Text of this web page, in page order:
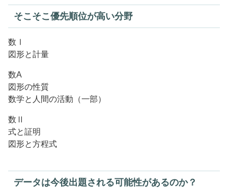
そこそこ優先順位が高い分野
数Ⅰ
図形と計量
数A
図形の性質
数学と人間の活動（一部）
数Ⅱ
式と証明
図形と方程式
データは今後出題される可能性があるのか？